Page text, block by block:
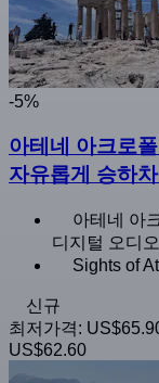
-5%
아테네 아크로
자유롭게 승하
아테네 아
디지털 오디
Sights of
신규
최저가격:
US$62.60